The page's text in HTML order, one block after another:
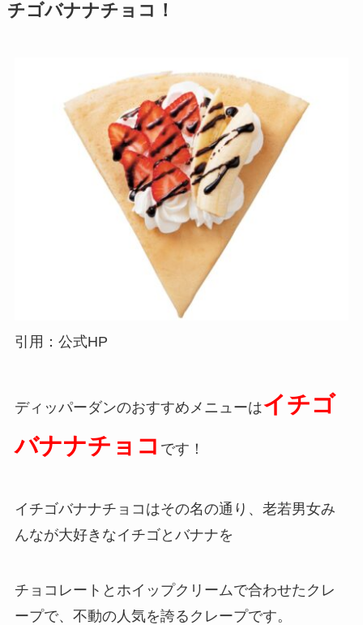
チゴバナナチョコ！
引用：公式HP
ディッパーダンのおすすめメニューはイチゴ
バナナチョコ です！
イチゴバナナチョコはその名の通り、老若男女み
んなが大好きなイチゴとバナナを
チョコレートとホイップクリームで合わせたクレ
ープで、不動の人気を誇るクレープです。